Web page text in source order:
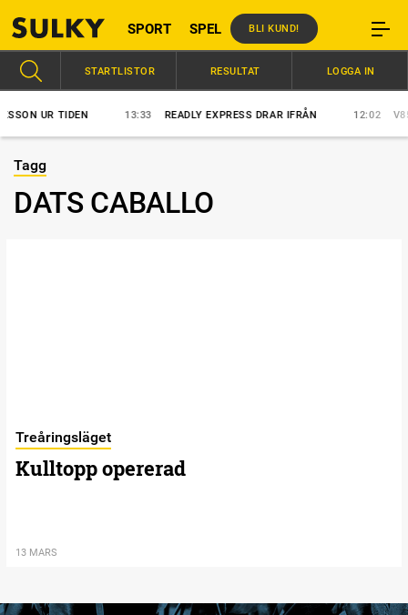
SPORT SPEL BLI KUND!
UR TIDEN 13:33 READLY EXPRESS DRAR IFRÅN 12:02 V85:
STARTLISTOR RESULTAT LOGGA IN
Tagg
DATS CABALLO
Treåringsläget
Kulltopp opererad
13 MARS